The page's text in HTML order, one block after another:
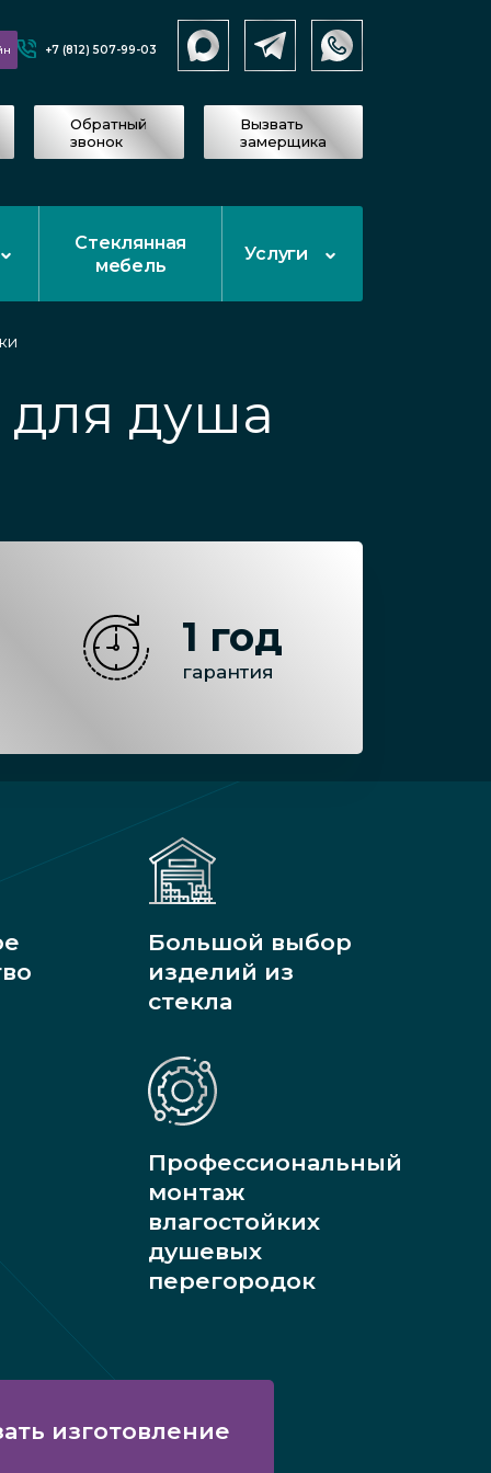
+7 (812) 507-99-03
Обратный
звонок
Вызвать
замерщика
Стеклянная
мебель
Услуги
для душа
1 год
гарантия
Большой выбор
изделий из
стекла
Профессиональный
монтаж
влагостойких
душевых
перегородок
изготовление